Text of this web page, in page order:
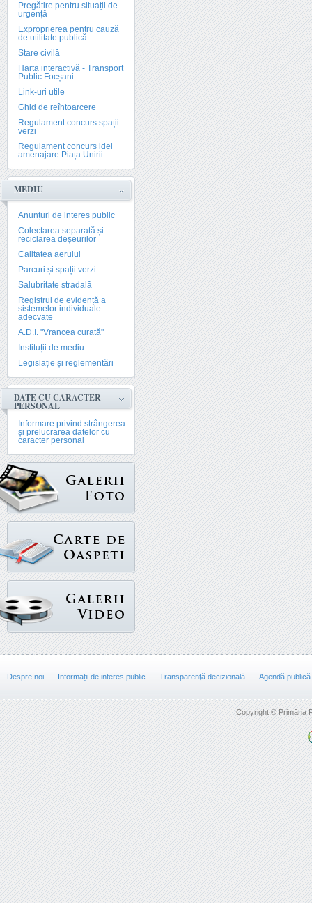
Pregătire pentru situații de
urgență
Exproprierea pentru cauză
de utilitate publică
Stare civilă
Harta interactivă - Transport
Public Focșani
Link-uri utile
Ghid de reîntoarcere
Regulament concurs spații
verzi
Regulament concurs idei
amenajare Piața Unirii
MEDIU
Anunțuri de interes public
Colectarea separată și
reciclarea deșeurilor
Calitatea aerului
Parcuri și spații verzi
Salubritate stradală
Registrul de evidență a
sistemelor individuale
adecvate
A.D.I. "Vrancea curată"
Instituții de mediu
Legislație și reglementări
DATE CU CARACTER
PERSONAL
Informare privind strângerea
și prelucrarea datelor cu
caracter personal
Despre noi Informații de interes public Transparenţă decizională Agendă publică
Copyright © Primăria